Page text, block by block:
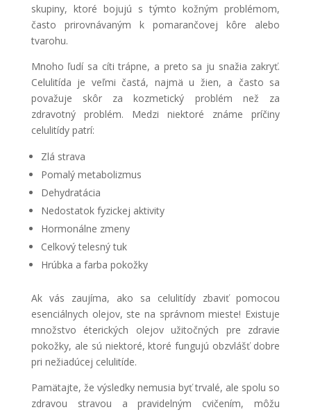
skupiny, ktoré bojujú s týmto kožným problémom,
často prirovnávaným k pomarančovej kôre alebo
tvarohu.
Mnoho ľudí sa cíti trápne, a preto sa ju snažia zakryť.
Celulitída je veľmi častá, najmä u žien, a často sa
považuje skôr za kozmetický problém než za
zdravotný problém. Medzi niektoré známe príčiny
celulitídy patrí:
Zlá strava
Pomalý metabolizmus
Dehydratácia
Nedostatok fyzickej aktivity
Hormonálne zmeny
Celkový telesný tuk
Hrúbka a farba pokožky
Ak vás zaujíma, ako sa celulitídy zbaviť pomocou
esenciálnych olejov, ste na správnom mieste! Existuje
množstvo éterických olejov užitočných pre zdravie
pokožky, ale sú niektoré, ktoré fungujú obzvlášť dobre
pri nežiadúcej celulitíde.
Pamätajte, že výsledky nemusia byť trvalé, ale spolu so
zdravou stravou a pravidelným cvičením, môžu